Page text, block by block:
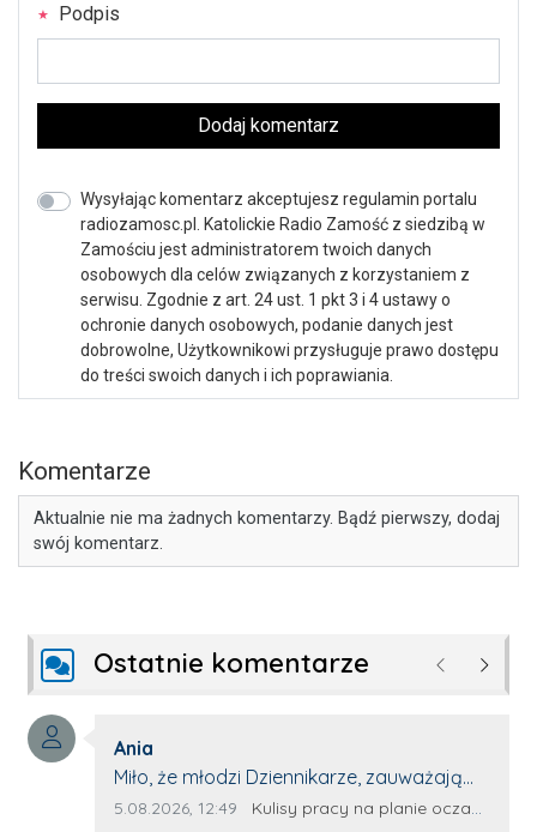
Podpis
Dodaj komentarz
Wysyłając komentarz akceptujesz regulamin portalu
radiozamosc.pl. Katolickie Radio Zamość z siedzibą w
Zamościu jest administratorem twoich danych
osobowych dla celów związanych z korzystaniem z
serwisu. Zgodnie z art. 24 ust. 1 pkt 3 i 4 ustawy o
ochronie danych osobowych, podanie danych jest
dobrowolne, Użytkownikowi przysługuje prawo dostępu
do treści swoich danych i ich poprawiania.
Komentarze
Aktualnie nie ma żadnych komentarzy. Bądź pierwszy, dodaj
swój komentarz.
Ostatnie komentarze Poprzednie
Autor komentarza:
Ania
Treść komentarza:
Miło, że młodzi Dziennikarze, zauważają
młode talenty, które dopiero wkraczają
Data dodania komentarza:
5.08.2026, 12:49 Źródło komentarza:
Kulisy pracy na planie oczami młodego filmowca